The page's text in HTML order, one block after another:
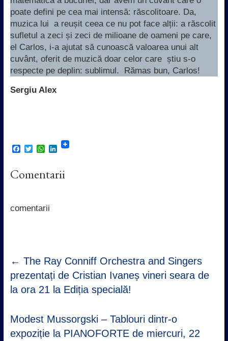
poate defini pe cea mai intensă: răscolitoare. Da,
muzica lui a reușit ceea ce nu pot face alții: a răscolit
sufletul a zeci și zeci de milioane de oameni pe care,
el Carlos, i-a ajutat să cunoască valoarea unui alt
cuvânt, oferit de muzică doar celor care știu s-o
respecte pe deplin: sublimul. Rămas bun, Carlos!
Sergiu Alex
F
e
b
k
T
t
t
W
t
s
p
L
k
e
Comentarii
comentarii
← The Ray Conniff Orchestra and Singers
prezentați de Cristian Ivaneș vineri seara de
la ora 21 la Ediția specială!
Modest Mussorgski – Tablouri dintr-o
expoziție la PIANOFORTE de miercuri, 22